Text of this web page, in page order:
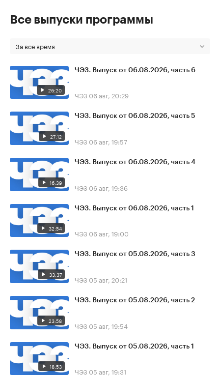
Все выпуски программы
За все время
26:20
ЧЭЗ. Выпуск от 06.08.2026, часть 6
ЧЭЗ 06 авг, 20:29
27:12
ЧЭЗ. Выпуск от 06.08.2026, часть 5
ЧЭЗ 06 авг, 19:57
16:39
ЧЭЗ. Выпуск от 06.08.2026, часть 4
ЧЭЗ 06 авг, 19:36
32:54
ЧЭЗ. Выпуск от 06.08.2026, часть 1
ЧЭЗ 06 авг, 19:00
33:37
ЧЭЗ. Выпуск от 05.08.2026, часть 3
ЧЭЗ 05 авг, 20:21
23:58
ЧЭЗ. Выпуск от 05.08.2026, часть 2
ЧЭЗ 05 авг, 19:54
18:53
ЧЭЗ. Выпуск от 05.08.2026, часть 1
ЧЭЗ 05 авг, 19:31